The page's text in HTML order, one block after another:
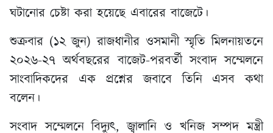
ঘটানোর চেষ্টা করা হয়েছে এবারের বাজেটে।
শুক্রবার (১২ জুন) রাজধানীর ওসমানী স্মৃতি মিলনায়তনে
২০২৬-২৭ অর্থবছরের বাজেট-পরবর্তী সংবাদ সম্মেলনে
সাংবাদিকদের এক প্রশ্নের জবাবে তিনি এসব কথা
বলেন।
সংবাদ সম্মেলনে বিদ্যুৎ, জ্বালানি ও খনিজ সম্পদ মন্ত্রী